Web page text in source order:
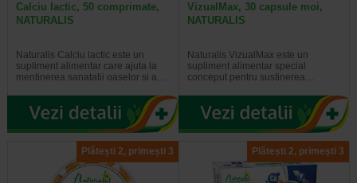
Calciu lactic, 50 comprimate,
NATURALIS
Naturalis Calciu lactic este un
supliment alimentar care ajuta la
mentinerea sanatatii oaselor si a…
VizualMax, 30 capsule moi,
NATURALIS
Naturalis VizualMax este un
supliment alimentar special
conceput pentru sustinerea…
Plătești 2, primești 3 Plătești 2, primești 3